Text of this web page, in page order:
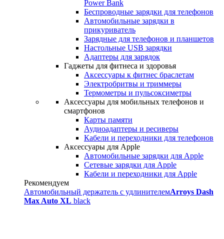
Power Bank
Беспроводные зарядки для телефонов
Автомобильные зарядки в
прикуриватель
Зарядные для телефонов и планшетов
Настольные USB зарядки
Адаптеры для зарядок
Гаджеты для фитнеса и здоровья
Аксессуары к фитнес браслетам
Электробритвы и триммеры
Термометры и пульсоксиметры
Аксессуары для мобильных телефонов и
смартфонов
Карты памяти
Аудиоадаптеры и ресиверы
Кабели и переходники для телефонов
Аксессуары для Apple
Автомобильные зарядки для Apple
Сетевые зарядки для Apple
Кабели и переходники для Apple
Рекомендуем
Автомобильный держатель с удлинителемArroys Dash
Max Auto XL black